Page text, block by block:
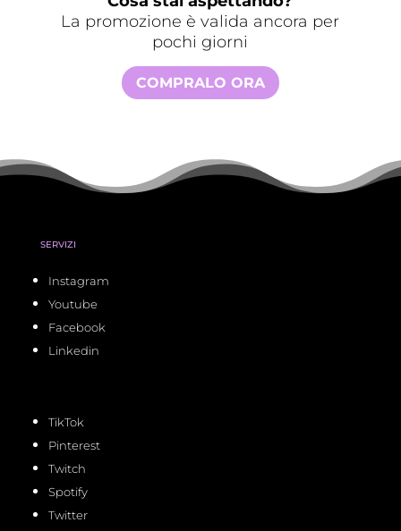
La promozione è valida ancora per
pochi giorni
COMPRALO ORA
SERVIZI
Instagram
Youtube
Facebook
Linkedin
TikTok
Pinterest
Twitch
Spotify
Twitter